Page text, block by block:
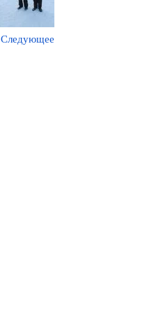
Следующее